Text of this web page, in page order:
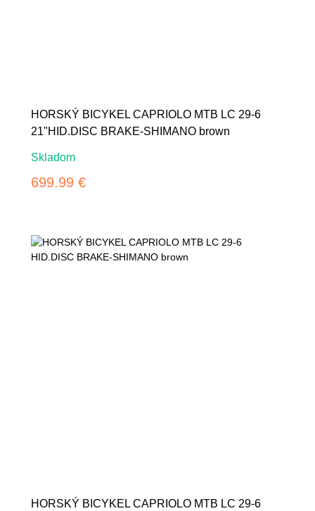
HORSKÝ BICYKEL CAPRIOLO MTB LC 29-6
21"HID.DISC BRAKE-SHIMANO brown
Skladom
699.99 €
HORSKÝ BICYKEL CAPRIOLO MTB LC 29-6